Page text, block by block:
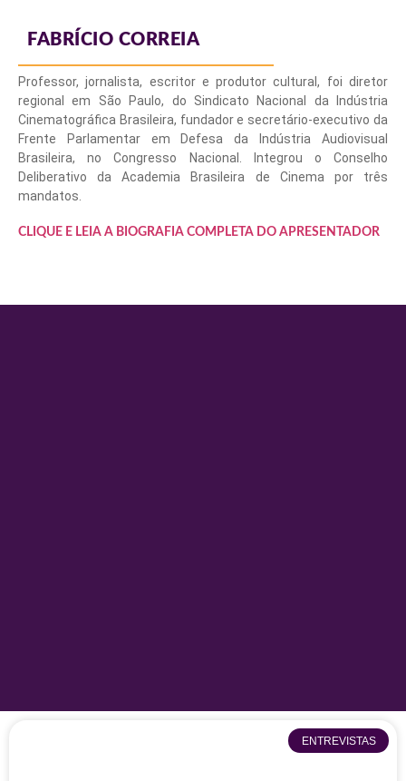
FABRÍCIO CORREIA
Professor, jornalista, escritor e produtor cultural, foi diretor
regional em São Paulo, do Sindicato Nacional da Indústria
Cinematográfica Brasileira, fundador e secretário-executivo da
Frente Parlamentar em Defesa da Indústria Audiovisual
Brasileira, no Congresso Nacional. Integrou o Conselho
Deliberativo da Academia Brasileira de Cinema por três
mandatos.
CLIQUE E LEIA A BIOGRAFIA COMPLETA DO APRESENTADOR
ENTREVISTAS